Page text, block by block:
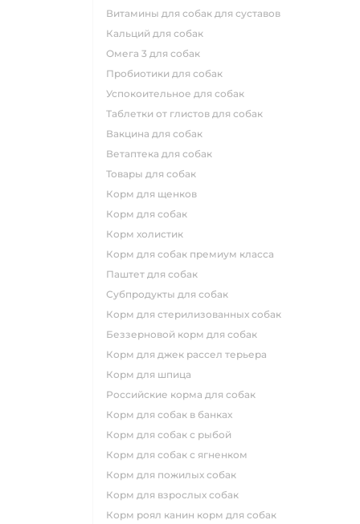
витамины для собак для суставов
кальций для собак
омега 3 для собак
пробиотики для собак
успокоительное для собак
таблетки от глистов для собак
вакцина для собак
ветаптека для собак
товары для собак
корм для щенков
корм для собак
корм холистик
корм для собак премиум класса
паштет для собак
субпродукты для собак
корм для стерилизованных собак
беззерновой корм для собак
корм для джек рассел терьера
корм для шпица
российские корма для собак
корм для собак в банках
корм для собак с рыбой
корм для собак с ягненком
корм для пожилых собак
корм для взрослых собак
корм роял канин корм для собак